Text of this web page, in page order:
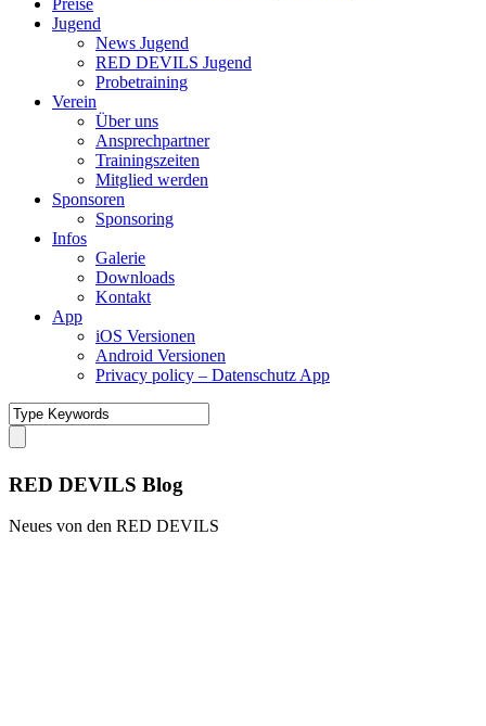
Preise
Jugend
News Jugend
RED DEVILS Jugend
Probetraining
Verein
Über uns
Ansprechpartner
Trainingszeiten
Mitglied werden
Sponsoren
Sponsoring
Infos
Galerie
Downloads
Kontakt
App
iOS Versionen
Android Versionen
Privacy policy – Datenschutz App
RED DEVILS Blog
Neues von den RED DEVILS